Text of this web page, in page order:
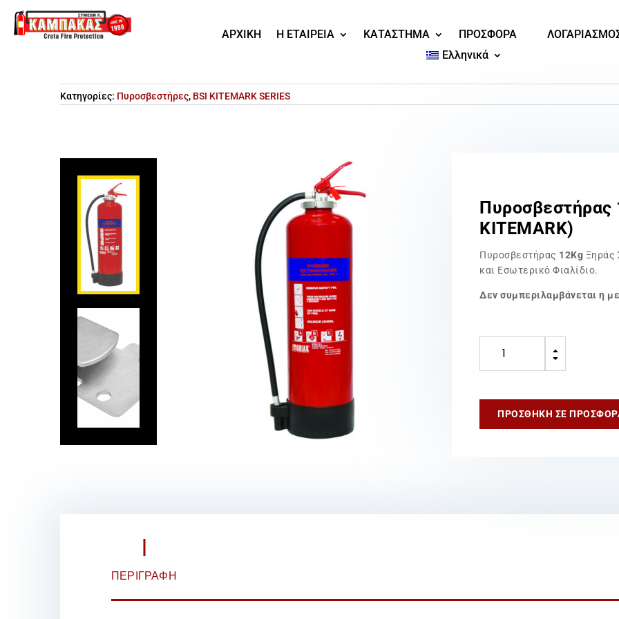
ΑΡΧΙΚΗ Η ΕΤΑΙΡΕΙΑ ΚΑΤΑΣΤΗΜΑ ΠΡΟΣΦΟΡΑ
Ελληνικά
Κατηγορίες: Πυροσβεστήρες, BSI KITEMARK SERIES
Πυροσβεστήρας
KITEMARK)
Πυροσβεστήρας 12Kg Ξηράς
και Εσωτερικό Φιαλίδιο.
Δεν συμπεριλαμβάνεται η
B
C
ΠΡΟΣΘΉΚΗ ΣΕ
ΠΕΡΙΓΡΑΦΉ